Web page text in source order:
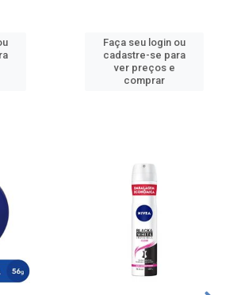
Faça seu login ou
cadastre-se para
ver preços e
comprar